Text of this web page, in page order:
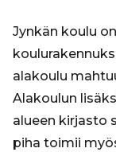
Jynkän koulu
alakoulu
Alakoulun
alueen kirjasto
piha toimii